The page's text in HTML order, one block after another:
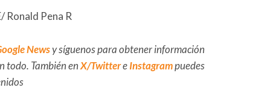
Ronald Pena R
Newsy síguenos para obtener información
todo. También enX/TwittereInstagrampuedes